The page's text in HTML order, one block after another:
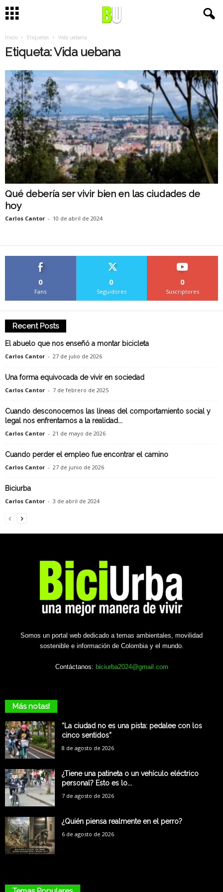
Inicio Etiquetas Vida uebana
Etiqueta: Vida uebana
Qué debería ser vivir bien en las ciudades de
hoy
Carlos Cantor - 10 de abril de 2024
0
Fans
0
Seguidores
0
Suscriptores
Recent Posts
El abuelo que nos enseñó a montar bicicleta
Carlos Cantor - 27 de julio de 2026
Una forma equivocada de vivir en sociedad
Carlos Cantor - 7 de febrero de 2025
Cuando desconocemos las líneas del comportamiento social y
legal nos enfrentamos a la realidad...
Carlos Cantor - 21 de mayo de 2026
Cuando perder el empleo fue encontrar el camino
Carlos Cantor - 27 de junio de 2026
Biciurba
Carlos Cantor - 3 de abril de 2024
Somos un portal web dedicado a temas ambientales, movilidad
sostenible e información de Colombia y el mundo.
Contáctanos: biciurba2024@gmail.com
Más notas!
“La ciudad no es una pista: pedalee con los
cinco sentidos”
8 de agosto de 2026
¿Tiene una patineta o un vehículo eléctrico
personal? Esto es lo...
7 de agosto de 2026
¿Quién piensa realmente en el perro?
6 de agosto de 2026